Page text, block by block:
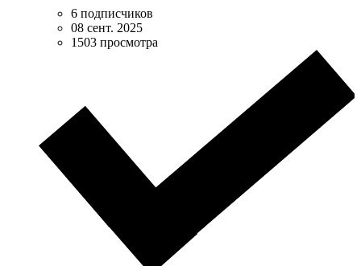
6 подписчиков
08 сент. 2025
1503 просмотра